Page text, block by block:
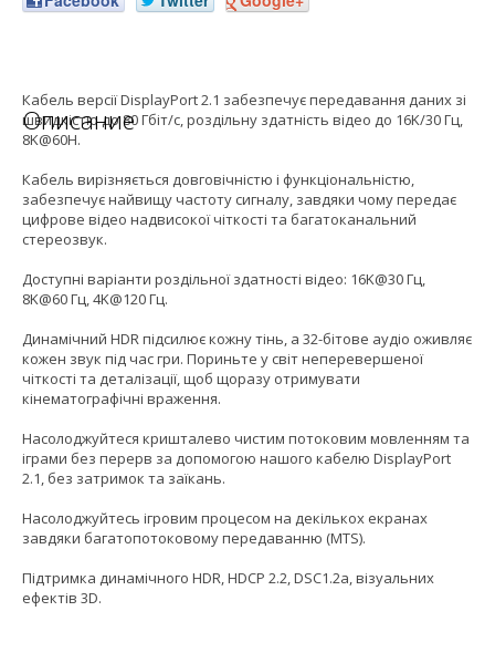
Описание
Кабель версії DisplayPort 2.1 забезпечує передавання даних зі
швидкістю до 80 Гбіт/с, роздільну здатність відео до 16K/30 Гц,
8K@60H.
Кабель вирізняється довговічністю і функціональністю,
забезпечує найвищу частоту сигналу, завдяки чому передає
цифрове відео надвисокої чіткості та багатоканальний
стереозвук.
Доступні варіанти роздільної здатності відео: 16K@30 Гц,
8K@60 Гц, 4K@120 Гц.
Динамічний HDR підсилює кожну тінь, а 32-бітове аудіо оживляє
кожен звук під час гри. Пориньте у світ неперевершеної
чіткості та деталізації, щоб щоразу отримувати
кінематографічні враження.
Насолоджуйтеся кришталево чистим потоковим мовленням та
іграми без перерв за допомогою нашого кабелю DisplayPort
2.1, без затримок та заїкань.
Насолоджуйтесь ігровим процесом на декількох екранах
завдяки багатопотоковому передаванню (MTS).
Підтримка динамічного HDR, HDCP 2.2, DSC1.2a, візуальних
ефектів 3D.